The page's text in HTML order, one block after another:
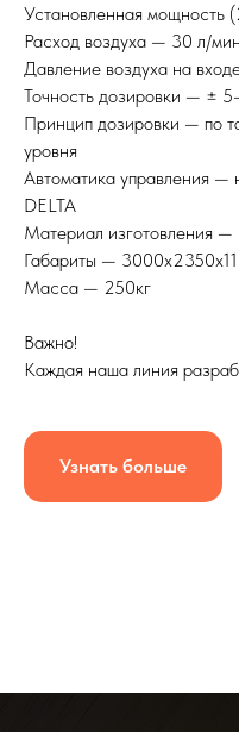
Установленная мощность
Расход воздуха — 30 л/мин
Давление воздуха на
Точность дозировки — ±
Принцип дозировки — по
уровня
Автоматика управления —
DELTA
Материал изготовления
Габариты —
Масса — 250кг
Важно!
Каждая наша линия
Узнать больше